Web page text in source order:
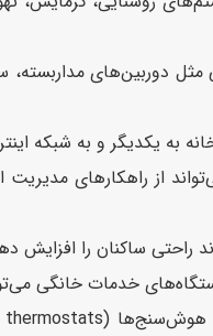
مثل دوربین‌های
به یکدیگر و به شبکه
از راهکارهای
راحتی ساکنان را افزایش
خدمات خانگی